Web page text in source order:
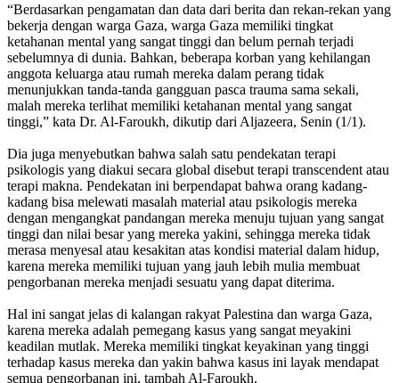
“Berdasarkan pengamatan dan data dari berita dan rekan-rekan yang
bekerja dengan warga Gaza, warga Gaza memiliki tingkat
ketahanan mental yang sangat tinggi dan belum pernah terjadi
sebelumnya di dunia. Bahkan, beberapa korban yang kehilangan
anggota keluarga atau rumah mereka dalam perang tidak
menunjukkan tanda-tanda gangguan pasca trauma sama sekali,
malah mereka terlihat memiliki ketahanan mental yang sangat
tinggi,” kata Dr. Al-Faroukh, dikutip dari Aljazeera, Senin (1/1).
Dia juga menyebutkan bahwa salah satu pendekatan terapi
psikologis yang diakui secara global disebut terapi transcendent atau
terapi makna. Pendekatan ini berpendapat bahwa orang kadang-
kadang bisa melewati masalah material atau psikologis mereka
dengan mengangkat pandangan mereka menuju tujuan yang sangat
tinggi dan nilai besar yang mereka yakini, sehingga mereka tidak
merasa menyesal atau kesakitan atas kondisi material dalam hidup,
karena mereka memiliki tujuan yang jauh lebih mulia membuat
pengorbanan mereka menjadi sesuatu yang dapat diterima.
Hal ini sangat jelas di kalangan rakyat Palestina dan warga Gaza,
karena mereka adalah pemegang kasus yang sangat meyakini
keadilan mutlak. Mereka memiliki tingkat keyakinan yang tinggi
terhadap kasus mereka dan yakin bahwa kasus ini layak mendapat
semua pengorbanan ini, tambah Al-Faroukh.